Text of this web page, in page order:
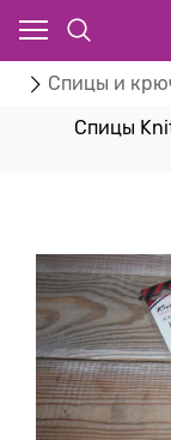
Спицы и
Спицы